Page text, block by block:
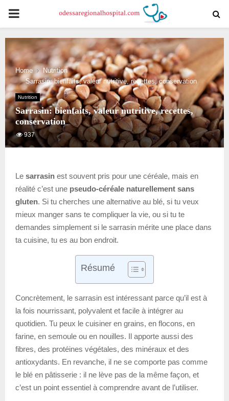
PRIMARY
MENU
Home
Nutrition
Sarrasin: bienfaits, valeur nutritive, recettes, conservation
Nutrition
Sarrasin: bienfaits, valeur nutritive, recettes,
conservation
937
Le sarrasin est souvent pris pour une céréale, mais en
réalité c’est une pseudo-céréale naturellement sans
gluten. Si tu cherches une alternative au blé, si tu veux
mieux manger sans te compliquer la vie, ou si tu te
demandes simplement si le sarrasin mérite une place dans
ta cuisine, tu es au bon endroit.
Résumé
Concrètement, le sarrasin est intéressant parce qu’il est à
la fois nourrissant, polyvalent et facile à intégrer au
quotidien. Tu peux le cuisiner en grains, en flocons, en
farine, en semoule ou en nouilles. Il apporte aussi des
fibres, des protéines végétales, des minéraux et des
antioxydants. En revanche, il ne se comporte pas comme
le blé en pâtisserie : il ne lève pas de la même façon, et
c’est un point essentiel à comprendre avant de l’utiliser.